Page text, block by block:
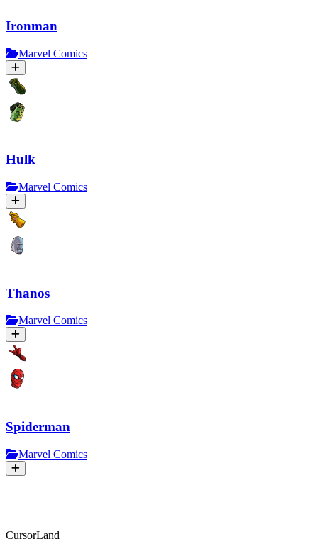
Ironman
Marvel Comics
Hulk
Marvel Comics
Thanos
Marvel Comics
Spiderman
Marvel Comics
CursorLand